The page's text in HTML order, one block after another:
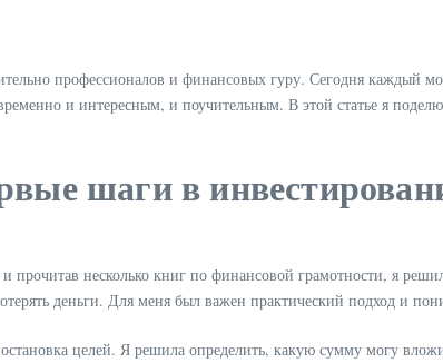
профессионалов и финансовых гуру. Сегодня каждый
и интересным, и поучительным. В этой статье я
шаги в
несколько книг по финансовой грамотности, я
деньги. Для меня был важен практический подход и
целей. Я решила определить, какую сумму могу